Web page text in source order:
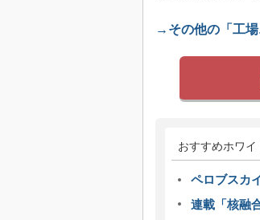
→その他の「工
おすすめホワイ
ペロブスカ
連載「核融